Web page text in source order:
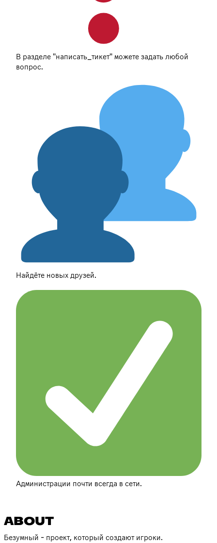
В разделе "написать_тикет" можете задать любой
вопрос.
Найдёте новых друзей.
Администрации почти всегда в сети.
ABOUT
Безумный - проект, который создают игроки.